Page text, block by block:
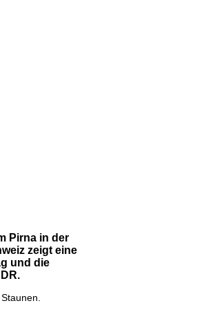
Pirna in der
zeigt eine
und die